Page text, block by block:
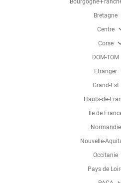
Bourgogne-
Bretagne
Centre
Corse
DOM-TOM
Etranger
Grand-Est
Hauts-de-
Ile de
Normandie
Nouvelle-
Occitanie
Pays de